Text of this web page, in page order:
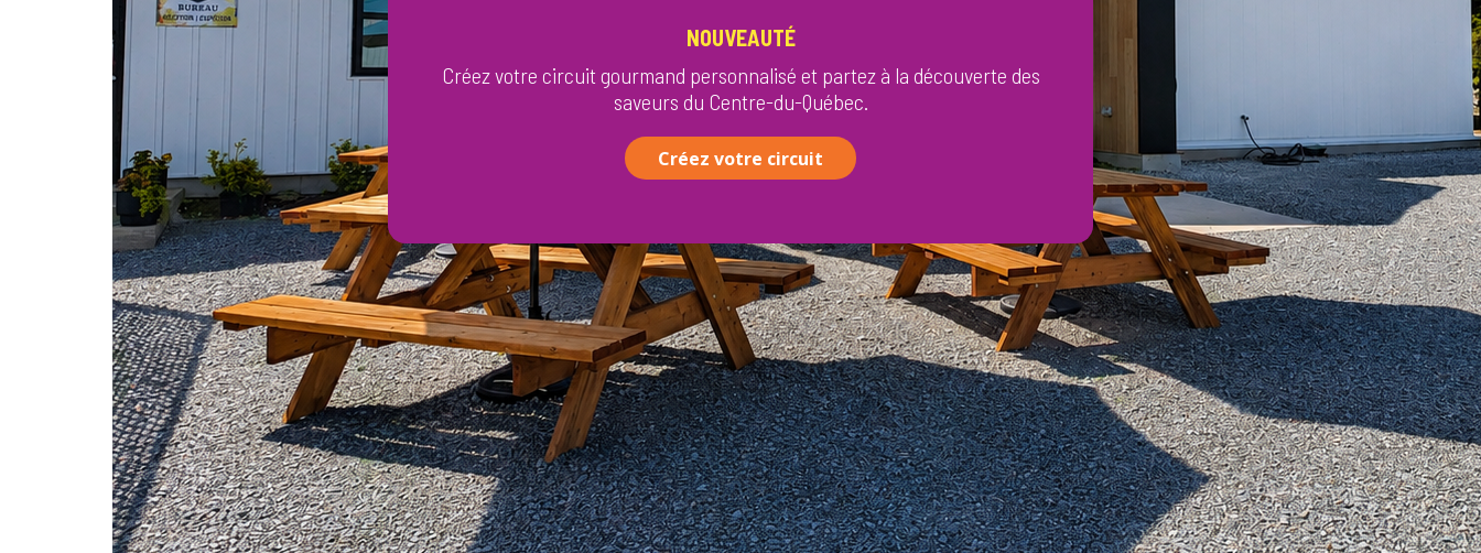
NOUVEAUTÉ
Créez votre circuit gourmand personnalisé et partez à la découverte des
saveurs du Centre-du-Québec.
Créez votre circuit